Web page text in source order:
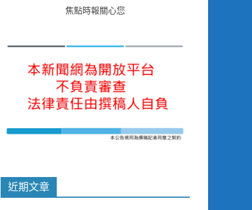
焦點時報關心您
近期文章